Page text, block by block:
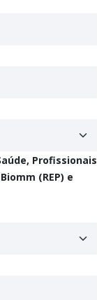
Profissionais
(REP) e